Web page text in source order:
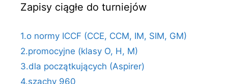
Zapisy ciągłe do turniejów
1.o normy ICCF (CCE, CCM, IM, SIM, GM)
2.promocyjne (klasy O, H, M)
3.dla początkujących (Aspirer)
4.szachy 960